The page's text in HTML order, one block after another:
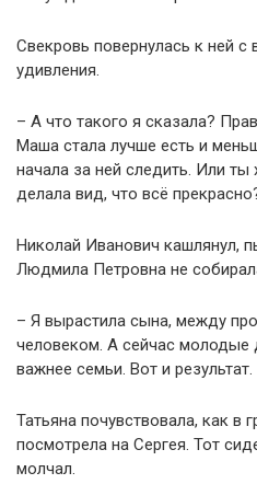
Свекровь повернулась к ней с
удивления.
– А что такого я сказала?
Маша стала лучше есть и
начала за ней следить. Или
делала вид, что всё
Николай Иванович кашлянул,
Людмила Петровна не
– Я вырастила сына, между
человеком. А сейчас молодые
важнее семьи. Вот и результат.
Татьяна почувствовала, как в
посмотрела на Сергея. Тот
молчал.